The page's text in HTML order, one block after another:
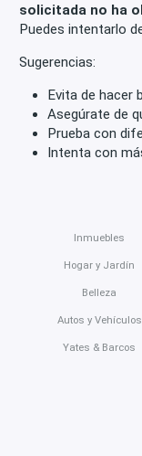
solicitada no ha
Puedes intentarlo
Sugerencias:
Evita de hacer
Asegúrate de
Prueba con
Intenta con
Inmuebles
Hogar y Jardín
Belleza
Autos y Vehículos
Yates & Barcos